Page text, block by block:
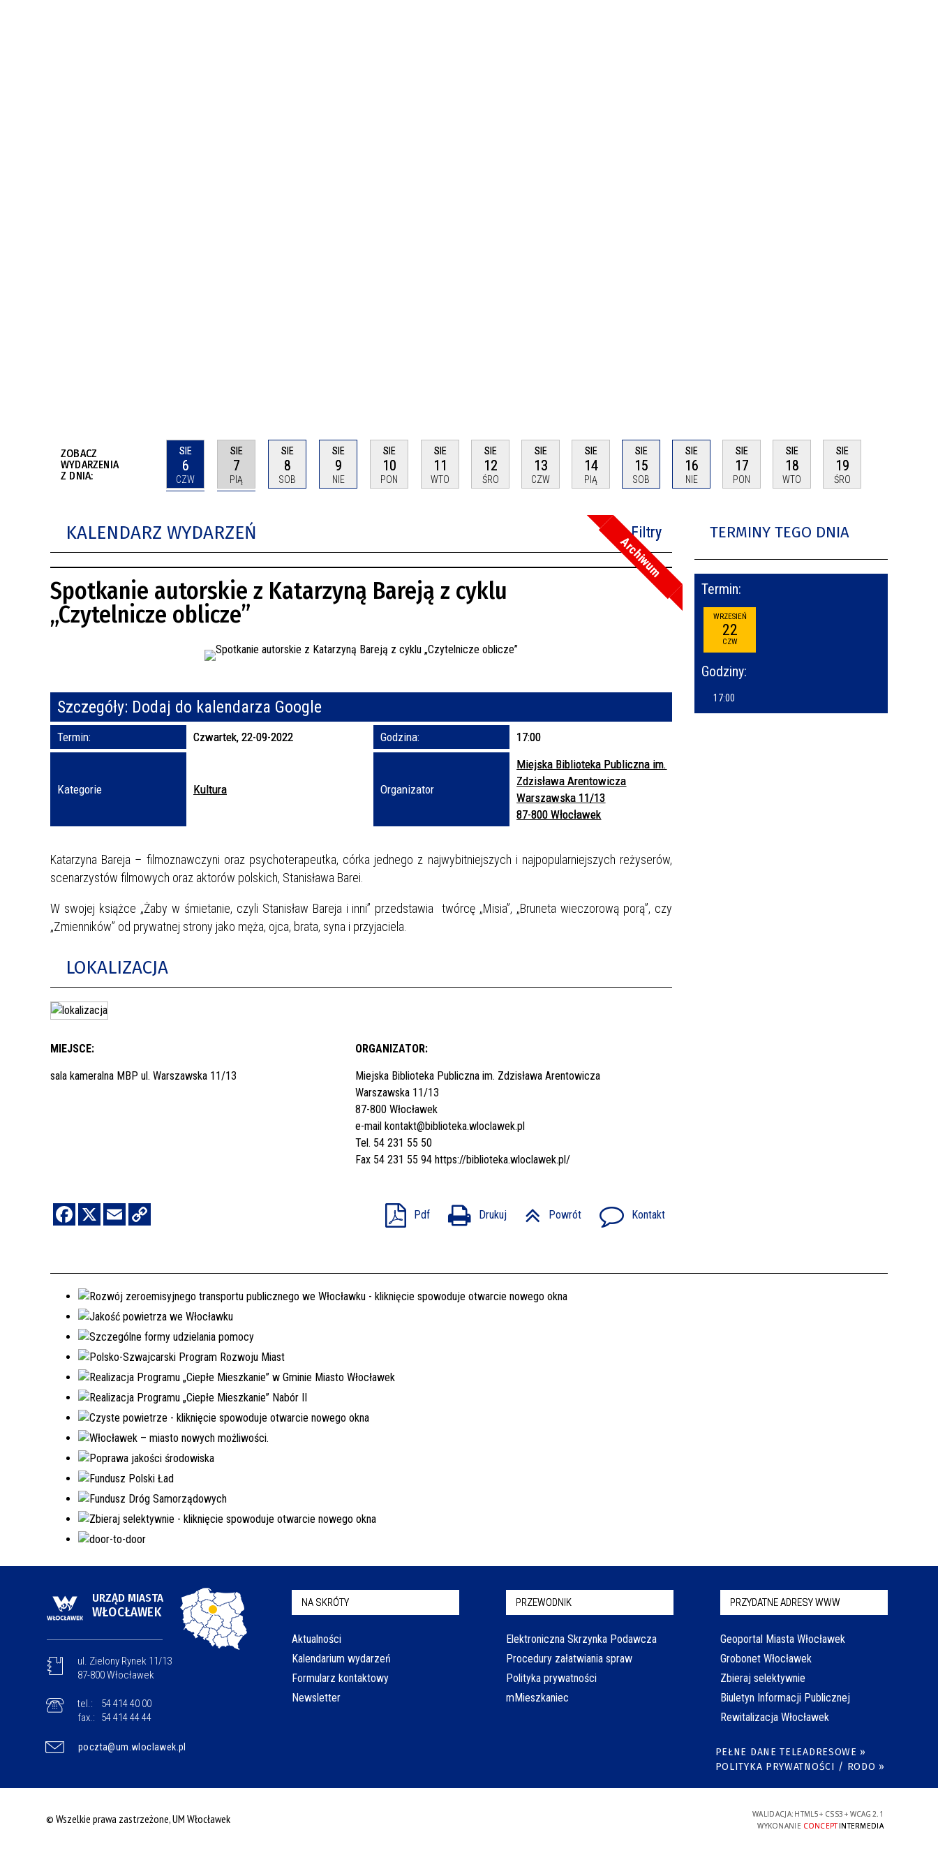
WE WŁOCŁAWKU
ZOBACZ
WYDARZENIA
Z DNIA:
SIE
6
CZW
SIE
7
PIĄ
SIE
8
SOB
SIE
9
NIE
SIE
10
PON
SIE
11
WTO
SIE
12
ŚRO
SIE
13
CZW
SIE
14
PIĄ
SIE
15
SOB
SIE
16
NIE
SIE
17
PON
SIE
18
WTO
SIE
19
ŚRO
KALENDARZ WYDARZEŃ Filtry
Szukana fraza
Spotkanie autorskie z Katarzyną Bareją z cyklu
„Czytelnicze oblicze”
Archiwum
Szczegóły: Dodaj do kalendarza Google
Termin: Czwartek, 22-09-2022 Godzina: 17:00
Kategorie Kultura Organizator
Miejska Biblioteka Publiczna im.
Zdzisława Arentowicza
Warszawska 11/13
87-800 Włocławek
Katarzyna Bareja – filmoznawczyni oraz psychoterapeutka, córka jednego z najwybitniejszych i najpopularniejszych reżyserów,
scenarzystów filmowych oraz aktorów polskich, Stanisława Barei.
W swojej książce „Żaby w śmietanie, czyli Stanisław Bareja i inni” przedstawia twórcę „Misia”, „Bruneta wieczorową porą”, czy
„Zmienników” od prywatnej strony jako męża, ojca, brata, syna i przyjaciela.
LOKALIZACJA
MIEJSCE:
sala kameralna MBP ul. Warszawska 11/13
ORGANIZATOR:
Miejska Biblioteka Publiczna im. Zdzisława Arentowicza
Warszawska 11/13
87-800 Włocławek
e-mail kontakt@biblioteka.wloclawek.pl
Tel. 54 231 55 50
Fax 54 231 55 94 https://biblioteka.wloclawek.pl/
Pdf Drukuj Powrót Kontakt
TERMINY TEGO DNIA
Termin:
WRZESIEŃ
22
CZW
Godziny:
17:00
URZĄD MIASTA
WŁOCŁAWEK
ul. Zielony Rynek 11/13
87-800 Włocławek
tel.:
54 414 40 00
fax.:
54 414 44 44
poczta@um.wloclawek.pl
NA SKRÓTY
Aktualności
Kalendarium wydarzeń
Formularz kontaktowy
Newsletter
PRZEWODNIK
Elektroniczna Skrzynka Podawcza
Procedury załatwiania spraw
Polityka prywatności
mMieszkaniec
PRZYDATNE ADRESY WWW
Geoportal Miasta Włocławek
Grobonet Włocławek
Zbieraj selektywnie
Biuletyn Informacji Publicznej
Rewitalizacja Włocławek
PEŁNE DANE TELEADRESOWE »
POLITYKA PRYWATNOŚCI / RODO »
© Wszelkie prawa zastrzeżone, UM Włocławek WALIDACJA: HTML5+ CSS3 + WCAG 2.1
WYKONANIE CONCEPTINTERMEDIA